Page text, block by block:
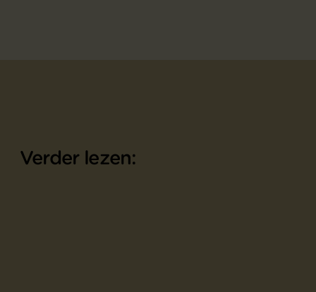
Verder lezen: